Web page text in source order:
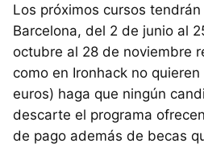
Los próximos cursos
Barcelona, del 2 de junio al
octubre al 28 de noviembre
como en Ironhack no
euros) haga que ningún
descarte el programa
de pago además de becas